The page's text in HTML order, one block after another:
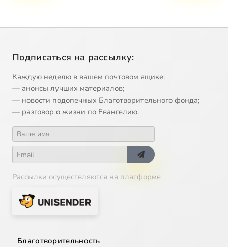
Подписаться на рассылку:
Каждую неделю в вашем почтовом ящике:
— анонсы лучших материалов;
— новости подопечных Благотворительного фонда;
— разговор о жизни по Евангелию.
Рассылки осуществляются на платформе
Благотворительность